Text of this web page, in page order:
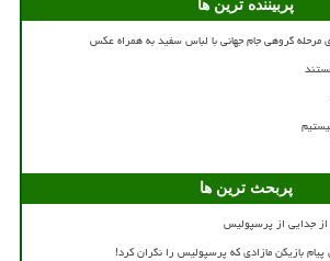
پربیننده ترین ها
گروهی جام جهانی با لباس سفید به همراه عکس
پربحث ترین ها
جدایی از پرسپولیس
بازیکن مازادی که پرسپولیس را نگران کرد!